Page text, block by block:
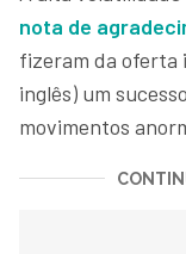
nota de
fizeram da oferta
inglês) um
movimentos